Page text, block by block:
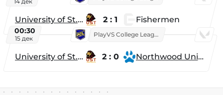
University of St. Thomas 2 : 1 Fishermen
00:30
15 дек
PlayVS College League 2025: Fall
University of St. Thomas 2 : 0 Northwood University